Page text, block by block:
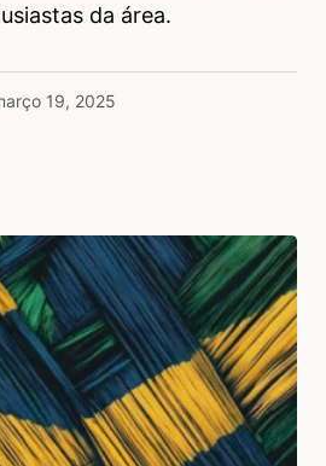
da área.
19, 2025